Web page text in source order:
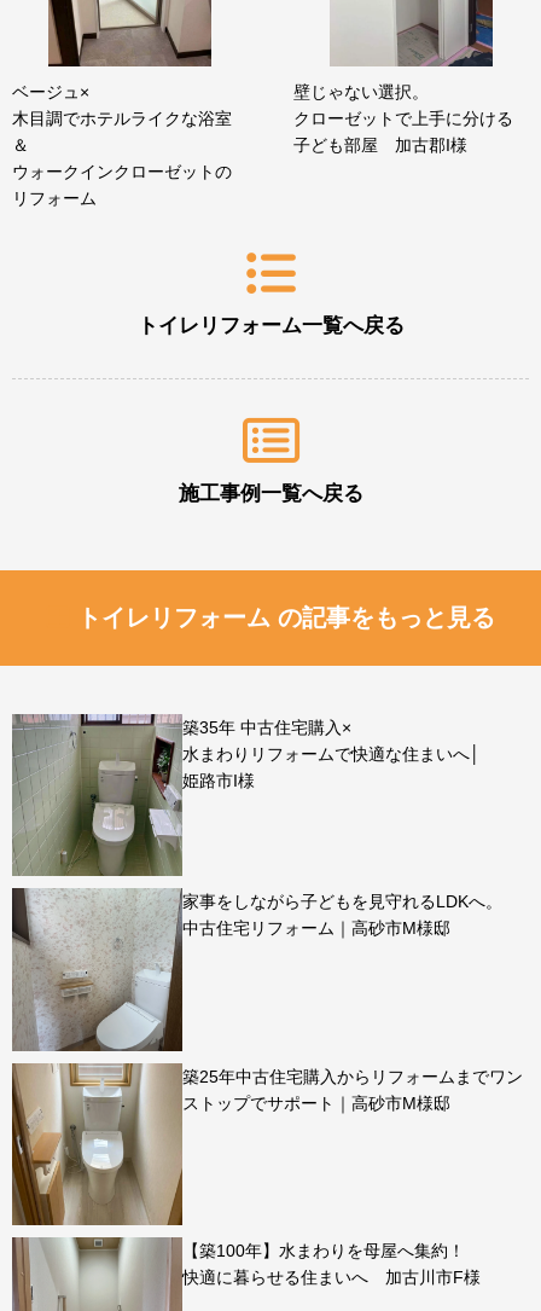
ベージュ×
木目調でホテルライクな浴室
＆
ウォークインクローゼットの
リフォーム
トイレリフォーム一覧へ戻る
施工事例一覧へ戻る
壁じゃない選択。
クローゼットで上手に分ける
子ども部屋 加古郡I様
トイレリフォーム の記事をもっと見る
築35年 中古住宅購入×
水まわりリフォームで快適な住まいへ│
姫路市I様
家事をしながら子どもを見守れるLDKへ。
中古住宅リフォーム｜高砂市M様邸
築25年中古住宅購入からリフォームまでワン
ストップでサポート｜高砂市M様邸
【築100年】水まわりを母屋へ集約！
快適に暮らせる住まいへ 加古川市F様